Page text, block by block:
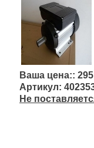
295
Не